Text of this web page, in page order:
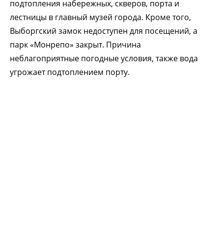
подтопления набережных, скверов, порта и
лестницы в главный музей города. Кроме того,
Выборгский замок недоступен для посещений, а
парк «Монрепо» закрыт. Причина
неблагоприятные погодные условия, также вода
угрожает подтоплением порту.